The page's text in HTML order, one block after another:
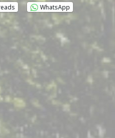
WhatsApp